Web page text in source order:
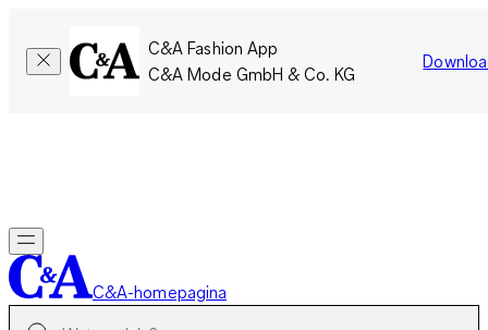
C&A Fashion App
C&A Mode GmbH & Co. KG
C&A-homepagina